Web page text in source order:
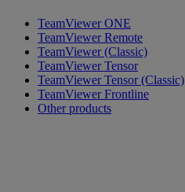
TeamViewer ONE
TeamViewer Remote
TeamViewer (Classic)
TeamViewer Tensor
TeamViewer Tensor (Classic)
TeamViewer Frontline
Other products